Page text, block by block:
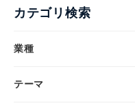
カテゴリ検索
業種
テーマ